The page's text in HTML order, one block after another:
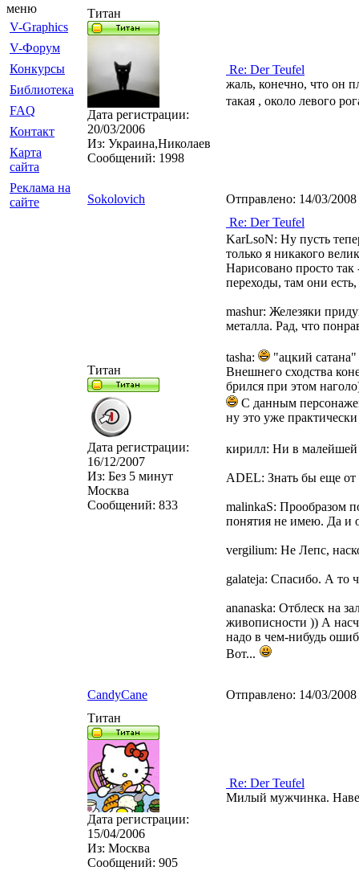
меню
V-Graphics
V-Форум
Конкурсы
Библиотека
FAQ
Контакт
Карта
сайта
Реклама на
сайте
Титан
Дата регистрации:
20/03/2006
Из: Украина,Николаев
Сообщений: 1998
Re: Der Teufel
жаль, конечно, что он
такая , около левого
Sokolovich Отправлено: 14/03/
Титан
Дата регистрации:
16/12/2007
Из: Без 5 минут
Москва
Сообщений: 833
Re: Der Teufel
KarLsoN: Ну пусть
только я никакого
Нарисовано просто
переходы, там они
mashur: Железяки
металла. Рад, что
tasha:
"ацкий
Внешнего сходства
брился при этом
С данным
ну это уже
кирилл: Ни в
ADEL: Знать бы еще от
malinkaS: Прообразом
понятия не имею. Да и
vergilium: Не Лепс,
galateja: Спасибо. А то
ananaska: Отблеск на
живописности )) А
надо в чем-нибудь
Вот...
CandyCane Отправлено: 14/03/
Титан
Дата регистрации:
15/04/2006
Из: Москва
Сообщений: 905
Re: Der Teufel
Милый мужчинка.